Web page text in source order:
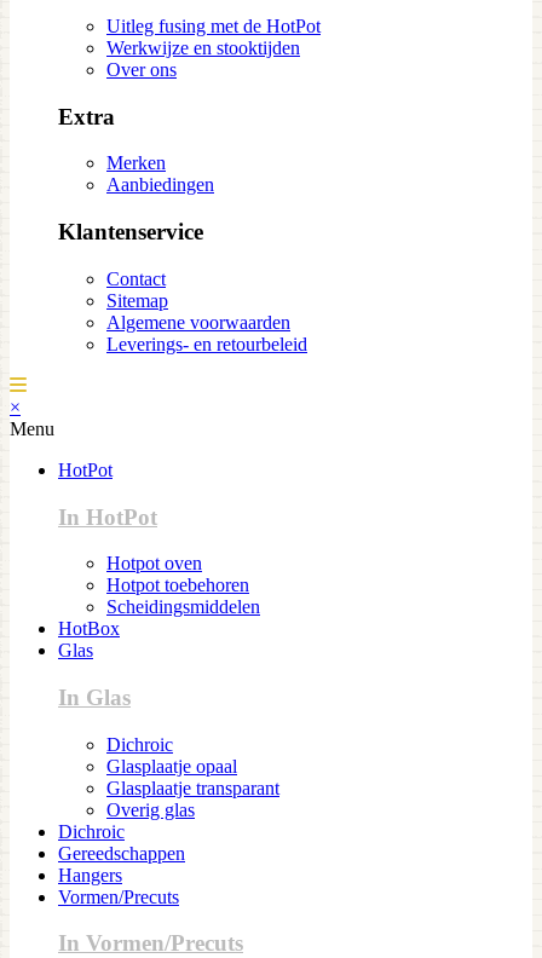
Uitleg fusing met de HotPot
Werkwijze en stooktijden
Over ons
Extra
Merken
Aanbiedingen
Klantenservice
Contact
Sitemap
Algemene voorwaarden
Leverings- en retourbeleid
×
Menu
HotPot
In HotPot
Hotpot oven
Hotpot toebehoren
Scheidingsmiddelen
HotBox
Glas
In Glas
Dichroic
Glasplaatje opaal
Glasplaatje transparant
Overig glas
Dichroic
Gereedschappen
Hangers
Vormen/Precuts
In Vormen/Precuts